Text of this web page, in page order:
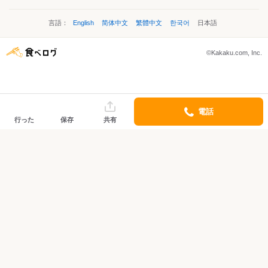
言語： English 简体中文 繁體中文 한국어 日本語
©Kakaku.com, Inc.
行った 保存 共有
電話